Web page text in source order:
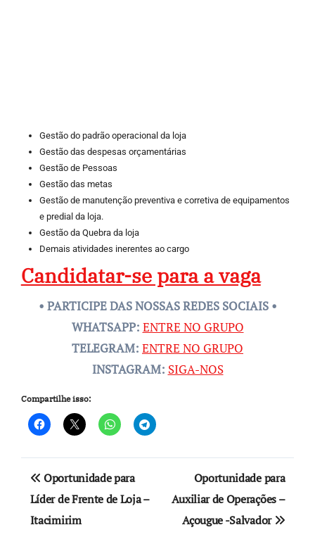
Gestão do padrão operacional da loja
Gestão das despesas orçamentárias
Gestão de Pessoas
Gestão das metas
Gestão de manutenção preventiva e corretiva de equipamentos
e predial da loja.
Gestão da Quebra da loja
Demais atividades inerentes ao cargo
Candidatar-se para a vaga
• PARTICIPE DAS NOSSAS REDES SOCIAIS •
WHATSAPP: ENTRE NO GRUPO
TELEGRAM: ENTRE NO GRUPO
INSTAGRAM: SIGA-NOS
Compartilhe isso:
Navegação
de
Post
Oportunidade para
Líder de Frente de Loja –
Itacimirim
Oportunidade para
Auxiliar de Operações –
Açougue -Salvador